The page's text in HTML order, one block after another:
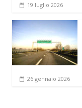
19 luglio 2026
26 gennaio 2026